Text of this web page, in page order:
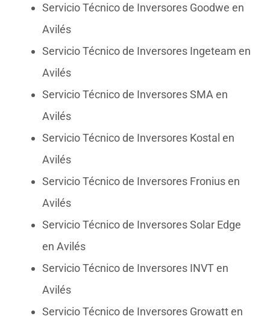
Servicio Técnico de Inversores Goodwe en
Avilés
Servicio Técnico de Inversores Ingeteam en
Avilés
Servicio Técnico de Inversores SMA en
Avilés
Servicio Técnico de Inversores Kostal en
Avilés
Servicio Técnico de Inversores Fronius en
Avilés
Servicio Técnico de Inversores Solar Edge
en Avilés
Servicio Técnico de Inversores INVT en
Avilés
Servicio Técnico de Inversores Growatt en